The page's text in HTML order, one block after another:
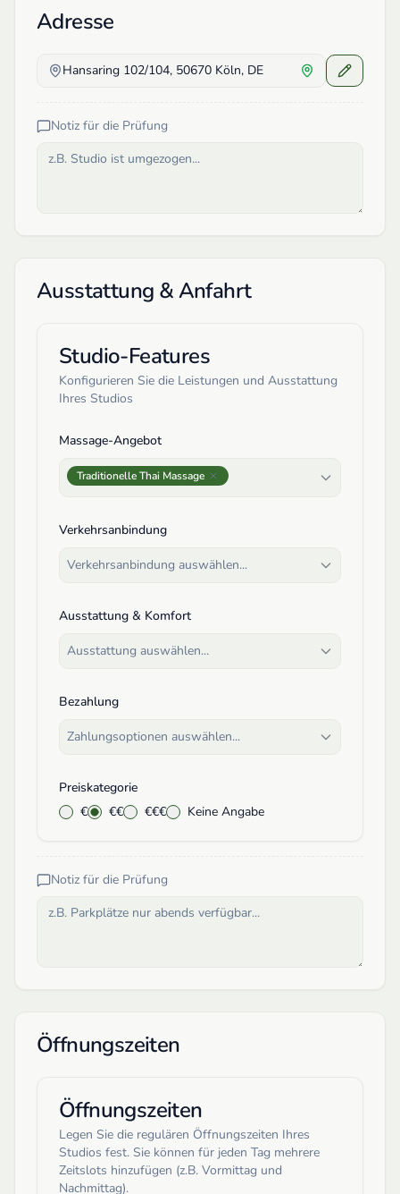
Adresse
Hansaring 102/104, 50670 Köln, DE
Notiz für die Prüfung
Ausstattung & Anfahrt
Studio-Features
Konfigurieren Sie die Leistungen und Ausstattung
Ihres Studios
Massage-Angebot
Traditionelle Thai Massage
Verkehrsanbindung
Verkehrsanbindung auswählen...
Ausstattung & Komfort
Ausstattung auswählen...
Bezahlung
Zahlungsoptionen auswählen...
Preiskategorie
€
€€ €€€ Keine Angabe
Notiz für die Prüfung
Öffnungszeiten
Öffnungszeiten
Legen Sie die regulären Öffnungszeiten Ihres
Studios fest. Sie können für jeden Tag mehrere
Zeitslots hinzufügen (z.B. Vormittag und
Nachmittag).